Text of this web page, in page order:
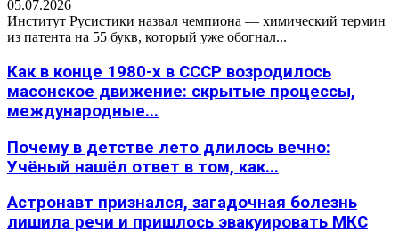
05.07.2026
Институт Русистики назвал чемпиона — химический термин
из патента на 55 букв, который уже обогнал...
Как в конце 1980-х в СССР возродилось
масонское движение: скрытые процессы,
международные...
Почему в детстве лето длилось вечно:
Учёный нашёл ответ в том, как...
Астронавт признался, загадочная болезнь
лишила речи и пришлось эвакуировать МКС